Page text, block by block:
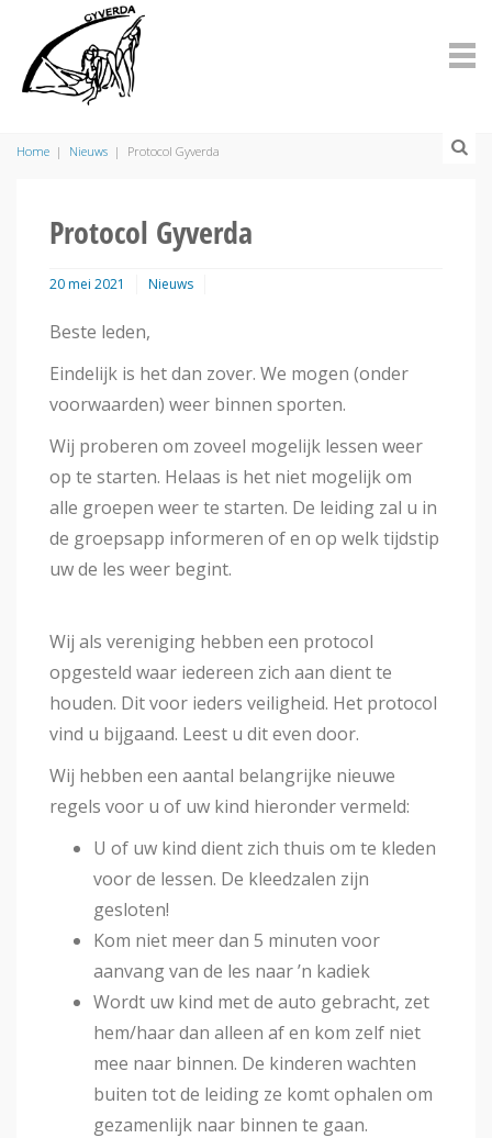
Home | Nieuws | Protocol Gyverda
Protocol Gyverda
20 mei 2021 Nieuws
Beste leden,
Eindelijk is het dan zover. We mogen (onder
voorwaarden) weer binnen sporten.
Wij proberen om zoveel mogelijk lessen weer
op te starten. Helaas is het niet mogelijk om
alle groepen weer te starten. De leiding zal u in
de groepsapp informeren of en op welk tijdstip
uw de les weer begint.
Wij als vereniging hebben een protocol
opgesteld waar iedereen zich aan dient te
houden. Dit voor ieders veiligheid. Het protocol
vind u bijgaand. Leest u dit even door.
Wij hebben een aantal belangrijke nieuwe
regels voor u of uw kind hieronder vermeld:
U of uw kind dient zich thuis om te kleden
voor de lessen. De kleedzalen zijn
gesloten!
Kom niet meer dan 5 minuten voor
aanvang van de les naar ’n kadiek
Wordt uw kind met de auto gebracht, zet
hem/haar dan alleen af en kom zelf niet
mee naar binnen. De kinderen wachten
buiten tot de leiding ze komt ophalen om
gezamenlijk naar binnen te gaan.